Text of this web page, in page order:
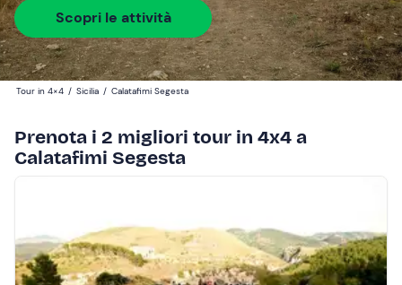
Scopri le attività
Tour in 4×4 / Sicilia / Calatafimi Segesta
Prenota i 2 migliori tour in 4x4 a
Calatafimi Segesta